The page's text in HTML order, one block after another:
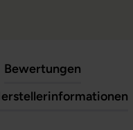
Bewertungen